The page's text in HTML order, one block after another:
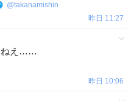
@takanamishin
昨日 11:27
ねえ……
昨日 10:06